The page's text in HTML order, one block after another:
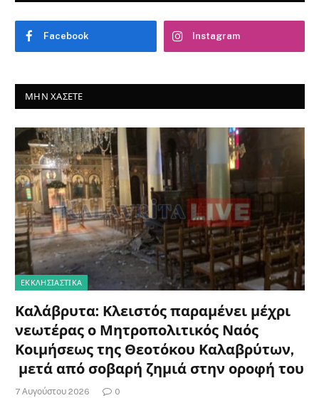
Facebook Instagram
ΜΗΝ ΧΆΣΕΤΕ
ΕΚΚΛΗΣΙΑΣΤΙΚΑ
Καλάβρυτα: Κλειστός παραμένει μέχρι
νεωτέρας ο Μητροπολιτικός Ναός
Κοιμήσεως της Θεοτόκου Καλαβρύτων,
μετά από σοβαρή ζημιά στην οροφή του
7 Αυγούστου 2026 0